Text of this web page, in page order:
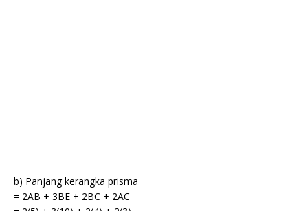
b) Panjang kerangka prisma
= 2AB + 3BE + 2BC + 2AC